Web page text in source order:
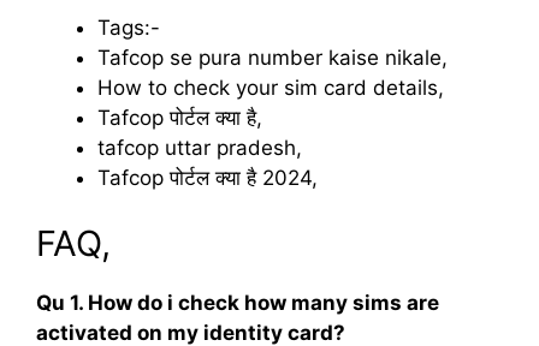
Tags:-
Tafcop se pura number kaise nikale,
How to check your sim card details,
Tafcop पोर्टल क्या है,
tafcop uttar pradesh,
Tafcop पोर्टल क्या है 2024,
FAQ,
Qu 1. How do i check how many sims are
activated on my identity card?